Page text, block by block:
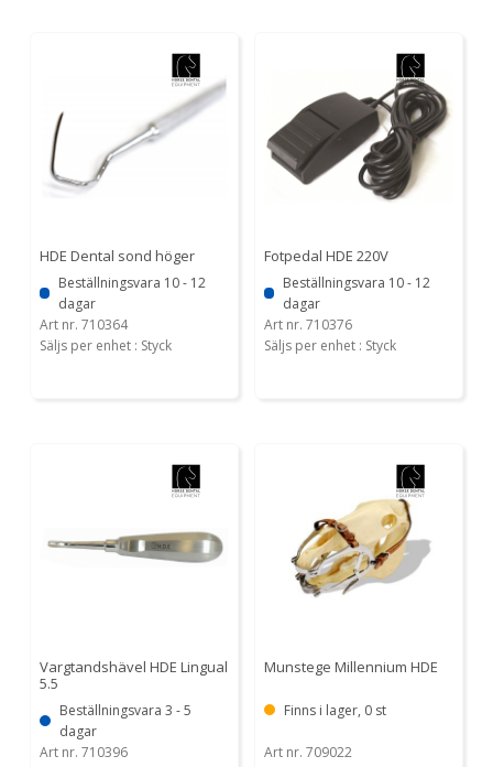
HDE Dental sond höger
Beställningsvara 10 - 12
dagar
Art nr. 710364
Säljs per enhet : Styck
Fotpedal HDE 220V
Beställningsvara 10 - 12
dagar
Art nr. 710376
Säljs per enhet : Styck
Vargtandshävel HDE Lingual
5.5
Beställningsvara 3 - 5
dagar
Art nr. 710396
Munstege Millennium HDE
Finns i lager, 0 st
Art nr. 709022